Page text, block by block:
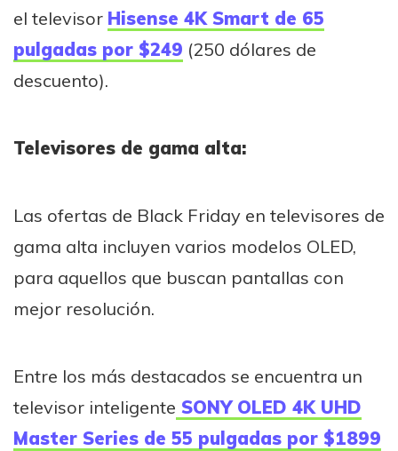
el televisor Hisense 4K Smart de 65
pulgadas por $249 (250 dólares de
descuento).
Televisores de gama alta:
Las ofertas de Black Friday en televisores de
gama alta incluyen varios modelos OLED,
para aquellos que buscan pantallas con
mejor resolución.
Entre los más destacados se encuentra un
televisor inteligente SONY OLED 4K UHD
Master Series de 55 pulgadas por $1899